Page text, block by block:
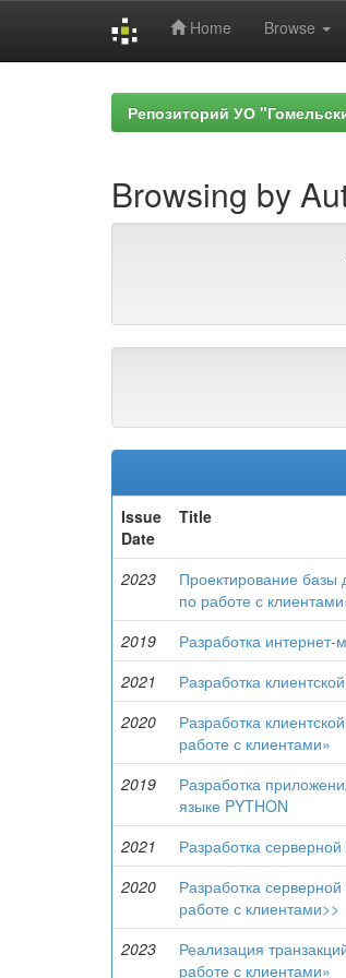
Home Browse
Репозиторий УО
Browsing by
Issue
Date
Title
2023
Проектирование базы
по работе с
2019 Разработка
2021
Разработка
2020
Разработка
работе с клиентами»
2019
Разработка
языке PYTHON
2021 Разработка
2020
Разработка
работе с клиентами>>
2023
Реализация
работе с клиентами»